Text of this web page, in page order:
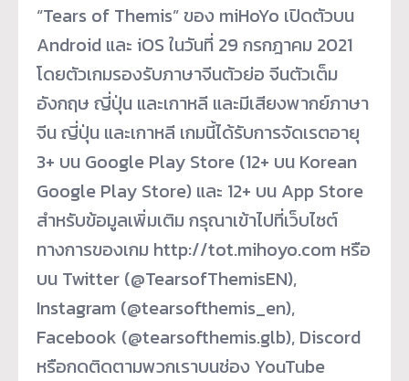
“Tears of Themis” ของ miHoYo เปิดตัวบน
Android และ iOS ในวันที่ 29 กรกฎาคม 2021
โดยตัวเกมรองรับภาษาจีนตัวย่อ จีนตัวเต็ม
อังกฤษ ญี่ปุ่น และเกาหลี และมีเสียงพากย์ภาษา
จีน ญี่ปุ่น และเกาหลี เกมนี้ได้รับการจัดเรตอายุ
3+ บน Google Play Store (12+ บน Korean
Google Play Store) และ 12+ บน App Store
สำหรับข้อมูลเพิ่มเติม กรุณาเข้าไปที่เว็บไซต์
ทางการของเกม http://tot.mihoyo.com หรือ
บน Twitter (@TearsofThemisEN),
Instagram (@tearsofthemis_en),
Facebook (@tearsofthemis.glb), Discord
หรือกดติดตามพวกเราบนช่อง YouTube